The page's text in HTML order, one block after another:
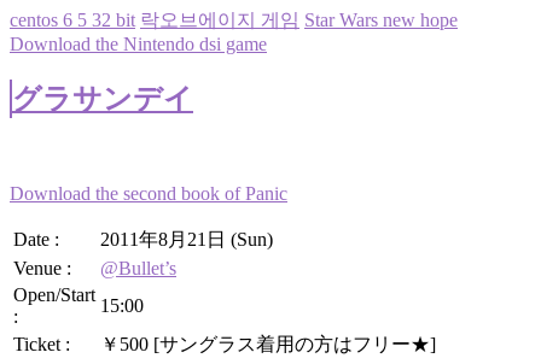
centos 6 5 32 bit 락오브에이지 게임 Star Wars new hope
Download the Nintendo dsi game
グラサンデイ
Download the second book of Panic
Date :
2011年8月21日 (Sun)
Venue :
@Bullet’s
Open/Start
:
15:00
Ticket :
￥500 [サングラス着用の方はフリー★]